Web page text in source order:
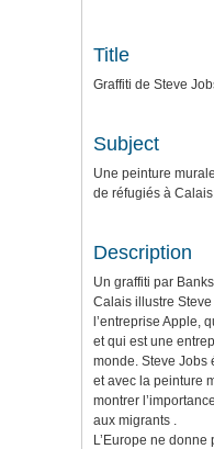
Title
Graffiti de Steve
Subject
Une peinture
de réfugiés à
Description
Un graffiti par
Calais illustre
l’entreprise Apple,
et qui est une
monde. Steve Jobs
et avec la peinture
montrer
aux migrants .
L’Europe ne